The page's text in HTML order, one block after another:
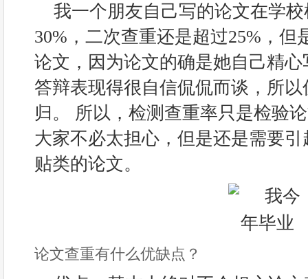
我一个朋友自己写的论文在学
30%，二次查重还是超过25%，但
论文，因为论文的确是她自己精
答辩表现得很自信侃侃而谈，所
归。 所以，检测查重率只是检验
大家不必太担心，但是还是需要
贴类的论文。
论文查重有什么优缺点？